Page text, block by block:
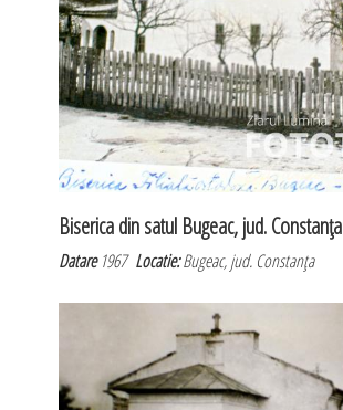
Biserica din satul Bugeac, jud. Constanţa
Datare1967Locatie:Bugeac, jud. Constanţa